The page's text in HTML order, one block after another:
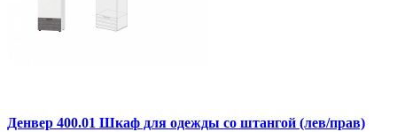
Денвер 400.01 Шкаф для одежды со штангой (лев/прав)